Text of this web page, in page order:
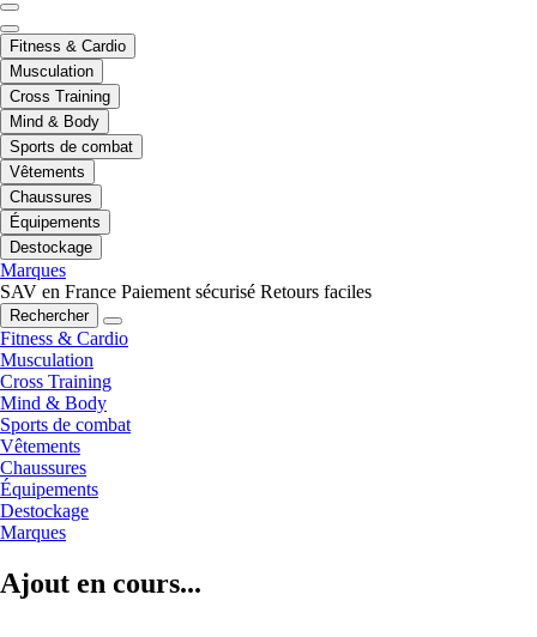
Fitness & Cardio
Musculation
Cross Training
Mind & Body
Sports de combat
Vêtements
Chaussures
Équipements
Destockage
Marques
SAV en France Paiement sécurisé Retours faciles
Rechercher
Fitness & Cardio
Musculation
Cross Training
Mind & Body
Sports de combat
Vêtements
Chaussures
Équipements
Destockage
Marques
Ajout en cours...